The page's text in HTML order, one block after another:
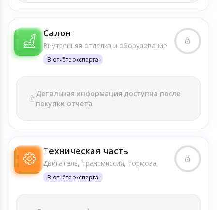
Салон
Внутренняя отделка и оборудование
В отчёте эксперта
Детальная информация доступна после
покупки отчета
Техническая часть
Двигатель, трансмиссия, тормоза
В отчёте эксперта